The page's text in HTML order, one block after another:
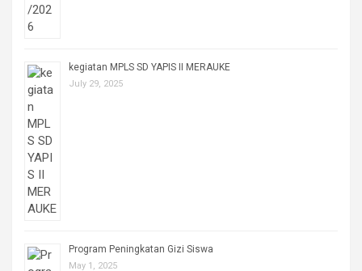
kegiatan MPLS SD YAPIS II MERAUKE
July 29, 2025
Program Peningkatan Gizi Siswa
May 1, 2025